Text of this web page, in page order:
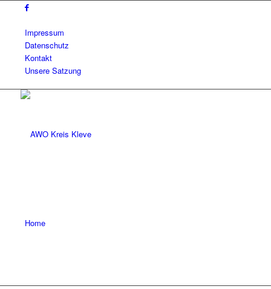
Impressum
Datenschutz
Kontakt
Unsere Satzung
Home